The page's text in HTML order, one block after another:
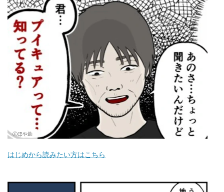
トレンド・イベント
Ⓒほや助
はじめから読みたい方はこちら